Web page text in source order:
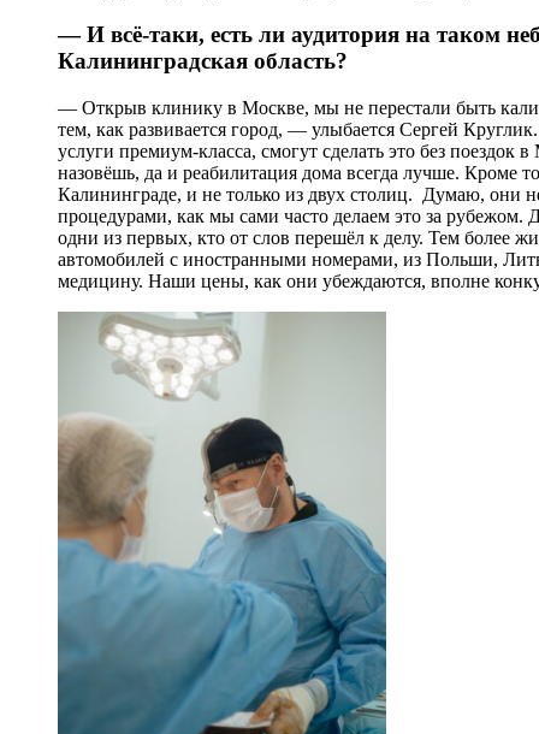
— И всё-таки, есть ли аудитория на таком
Калининградская область?
— Открыв клинику в Москве, мы не перестали быть
тем, как развивается город, — улыбается Сергей
услуги премиум-класса, смогут сделать это без
назовёшь, да и реабилитация дома всегда лучше. Кроме
Калининграде, и не только из двух столиц. Думаю, они
процедурами, как мы сами часто делаем это за
одни из первых, кто от слов перешёл к делу. Тем более
автомобилей с иностранными номерами, из Польши,
медицину. Наши цены, как они убеждаются, вполне